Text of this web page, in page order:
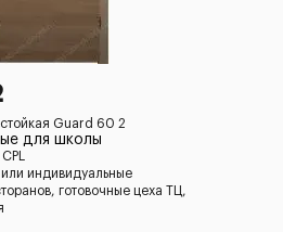
Guard 60 2
для школы
индивидуальные
готовочные цеха ТЦ,